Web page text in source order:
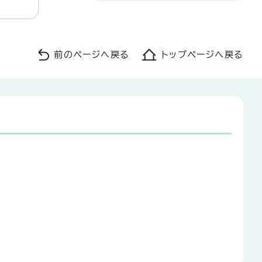
前のページへ戻る トップページへ戻る